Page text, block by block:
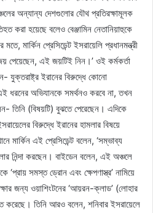
অন্যান্য দেশগুলোর যৌথ প্রতিরক্ষামূলক
করা হয়েছে বলেও বেঞ্জামিন নেতানিয়াহুকে
মার্কিন প্রেসিডেন্ট ইসরায়েলি প্রধানমন্ত্রী
পেয়েছেন, এই জয়টিই নিন।’ ওই কর্মকর্তা
যুক্তরাষ্ট্র ইরানের বিরুদ্ধে কোনো
ধরনের অভিযানকে সমর্থনও করবে না, তখন
তিনি (বিষয়টি) বুঝতে পেরেছেন। এদিকে
বিরুদ্ধে ইরানের হামলার বিষয়ে
মার্কিন এই প্রেসিডেন্ট বলেন, ‘সম্ভাব্য
নিন্দা করছেন। বাইডেন বলেন, এই অঞ্চলে
‘প্রায় সমস্ত ড্রোন এবং ক্ষেপণাস্ত্র’ নামিয়ে
জন্য ওয়াশিংটনের ‘আয়রন-ক্লাড’ (লোহার
করেছে। তিনি আরও বলেন, শনিবার ইসরায়েলে